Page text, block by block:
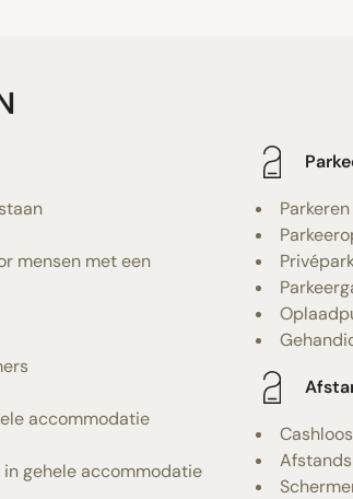
mensen met een
accommodatie
gehele accommodatie
Parkeren